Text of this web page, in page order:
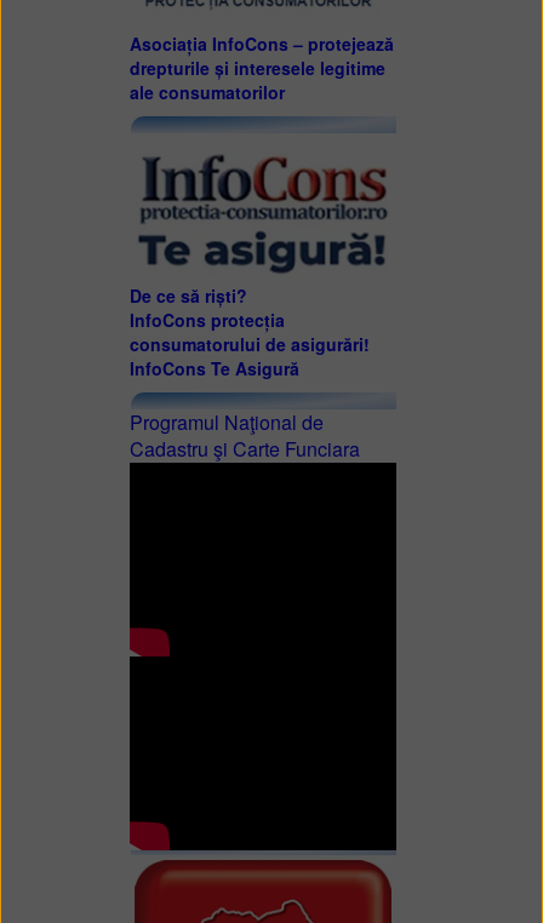
Asociația InfoCons – protejează
drepturile și interesele legitime
ale consumatorilor
De ce să riști?
InfoCons protecția
consumatorului de asigurări!
InfoCons Te Asigură
Programul Naţional de
Cadastru şi Carte Funciara